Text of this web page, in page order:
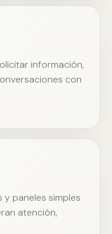
información,
con
paneles simples
atención,